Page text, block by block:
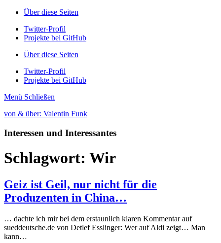
Über diese Seiten
Twitter-Profil
Projekte bei GitHub
Über diese Seiten
Twitter-Profil
Projekte bei GitHub
Menü Schließen
von & über: Valentin Funk
Interessen und Interessantes
Schlagwort: Wir
Geiz ist Geil, nur nicht für die
Produzenten in China…
… dachte ich mir bei dem erstaunlich klaren Kommentar auf
sueddeutsche.de von Detlef Esslinger: Wer auf Aldi zeigt… Man
kann…